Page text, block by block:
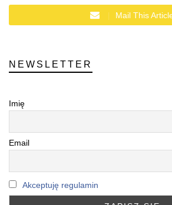
Mail This
NEWSLETTER
Imię
Email
Akceptuję regulamin